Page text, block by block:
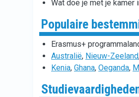
Wat doe je met je kamer
Populaire
Erasmus+
Australië, Nieuw-Zeeland
Kenia, Ghana, Oeganda,